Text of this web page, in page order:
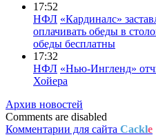
17:52
НФЛ «Кардиналс»
оплачивать обеды в
обеды бесплатны
17:32
НФЛ «Нью-Ингленд»
Хойера
Архив новостей
Comments are disabled
Комментарии для сайта Cackle